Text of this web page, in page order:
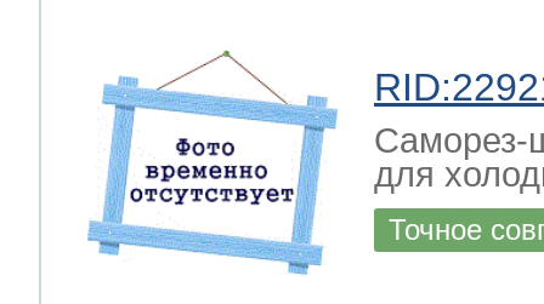
Саморез-
для
Точное